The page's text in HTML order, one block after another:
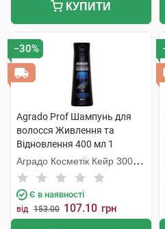
КУПИТИ
−30%
Agrado Prof Шампунь для
волосся Живлення та
Відновлення 400 мл 1
флакон
Аградо Косметік Кейр 3000
С.Л.У.
Є в наявності
від 153.00 107.10 грн